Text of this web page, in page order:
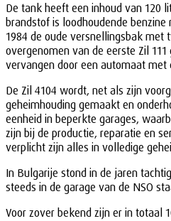
De tank heeft een inhoud van 120
brandstof is loodhoudende
1984 de oude versnellingsbak met
overgenomen van de eerste Zil 111
vervangen door een automaat met
De Zil 4104 wordt, net als zijn
geheimhouding gemaakt en
eenheid in beperkte garages,
zijn bij de productie, reparatie en
verplicht zijn alles in volledige
In Bulgarije stond in de jaren
steeds in de garage van de NSO
Voor zover bekend zijn er in totaal